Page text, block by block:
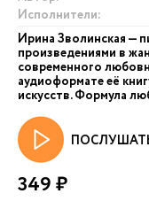
Исполнители:
Ирина Зволинская —
произведениями в
современного
аудиоформате её
искусств. Формула
349 ₽